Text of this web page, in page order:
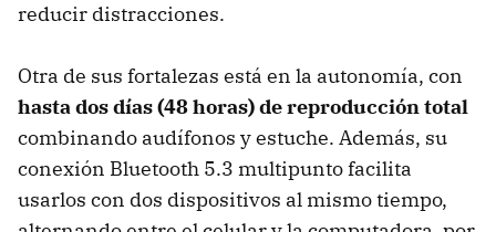
reducir distracciones.
Otra de sus fortalezas está en la autonomía, con
hasta dos días (48 horas) de reproducción total
combinando audífonos y estuche. Además, su
conexión Bluetooth 5.3 multipunto facilita
usarlos con dos dispositivos al mismo tiempo,